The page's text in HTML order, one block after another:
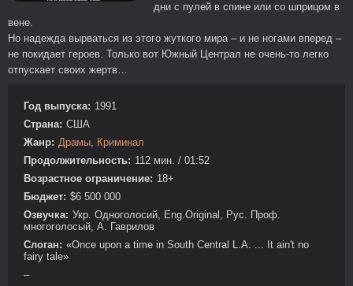
дни с пулей в спине или со шприцом в
вене.
Но надежда вырваться из этого жуткого мира – и не ногами вперед –
не покидает героев. Только вот Южный Централ не очень-то легко
отпускает своих жертв…
Год выпуска: 1991
Страна: США
Жанр: Драмы, Криминал
Продолжительность: 112 мин. / 01:52
Возрастное ограничение: 18+
Бюджет: $6 500 000
Озвучка: Укр. Одноголосий, Eng.Original, Рус. Проф.
многоголосый, А. Гаврилов
Слоган: «Once upon a time in South Central L.A. ... It ain't no
fairy tale»
–